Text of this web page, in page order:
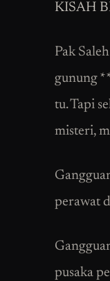
KISAH
Pak
gunung
tu. Tapi
misteri,
perawat
pusaka